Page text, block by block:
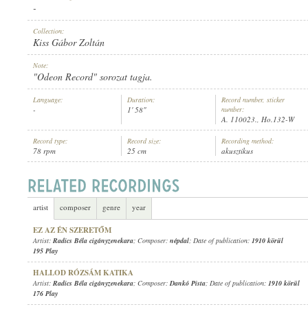
RECORD NUMBER:
-
Collection:
Kiss Gábor Zoltán
Note:
"Odeon Record" sorozat tagja.
Language:
-
Duration:
1' 58"
Record number, sticker
number:
A. 110023., Ho.132-W
Record type:
78 rpm
Record size:
25 cm
Recording method:
akusztikus
artist composer genre year
EZ AZ ÉN SZERETŐM
Artist: Radics Béla cigányzenekara; Composer: népdal; Date of publication: 1910 körül
195 Play
HALLOD RÓZSÁM KATIKA
Artist: Radics Béla cigányzenekara; Composer:Dankó Pista; Date of publication: 1910 körül
176 Play